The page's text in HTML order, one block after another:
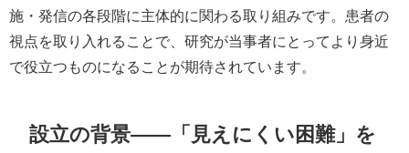
施・発信の各段階に主体的に関わる取り組みです。患者の
視点を取り入れることで、研究が当事者にとってより身近
で役立つものになることが期待されています。
設立の背景——「見えにくい困難」を